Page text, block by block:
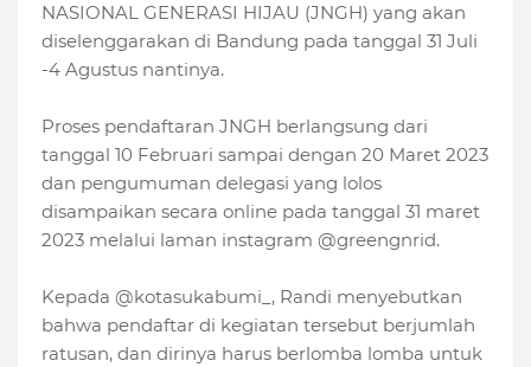
NASIONAL GENERASI HIJAU (JNGH) yang akan
diselenggarakan di Bandung pada tanggal 31 Juli
-4 Agustus nantinya.
Proses pendaftaran JNGH berlangsung dari
tanggal 10 Februari sampai dengan 20 Maret 2023
dan pengumuman delegasi yang lolos
disampaikan secara online pada tanggal 31 maret
2023 melalui laman instagram @greengnrid.
Kepada @kotasukabumi_, Randi menyebutkan
bahwa pendaftar di kegiatan tersebut berjumlah
ratusan, dan dirinya harus berlomba lomba untuk